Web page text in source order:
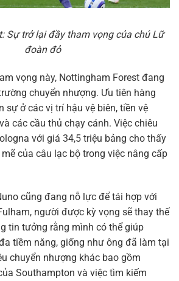
Sự trở lại đầy tham vọng của chú Lữ
đoàn đỏ
vọng này, Nottingham Forest đang
chuyển nhượng. Ưu tiên hàng
sự ở các vị trí hậu vệ biên, tiền vệ
các cầu thủ chạy cánh. Việc chiêu
với giá 34,5 triệu bảng cho thấy
của câu lạc bộ trong việc nâng cấp
cũng đang nỗ lực để tái hợp với
người được kỳ vọng sẽ thay thế
tin tưởng rằng mình có thể giúp
tiềm năng, giống như ông đã làm tại
chuyển nhượng khác bao gồm
Southampton và việc tìm kiếm